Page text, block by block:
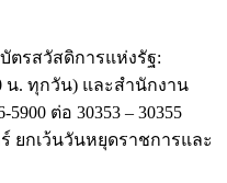
ตรสวัสดิการแห่งรัฐ:
น. ทุกวัน) และสำนักงาน
ต่อ 30353 – 30355
ยกเว้นวันหยุดราชการและ